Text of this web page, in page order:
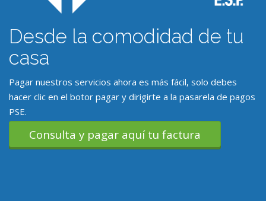
Desde la comodidad de tu
casa
Pagar nuestros servicios ahora es más fácil, solo debes
hacer clic en el botor pagar y dirigirte a la pasarela de pagos
PSE.
Consulta y pagar aquí tu factura